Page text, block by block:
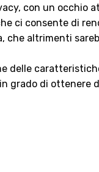
con un occhio
ci consente di
che altrimenti
delle
grado di ottenere